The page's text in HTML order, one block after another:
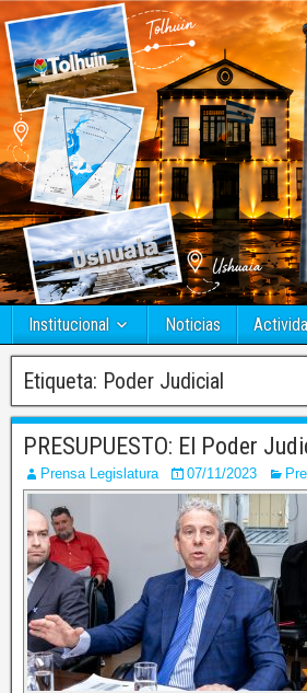
Institucional Noticias
Etiqueta: Poder Judicial
PRESUPUESTO: El Poder
Prensa Legislatura 07/11/2023